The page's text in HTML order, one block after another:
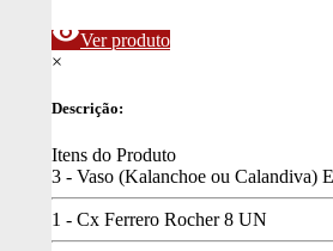
visibilityVer produto
×
Descrição:
Itens do Produto
3 - Vaso (Kalanchoe ou Calandiva)
1 - Cx Ferrero Rocher 8 UN